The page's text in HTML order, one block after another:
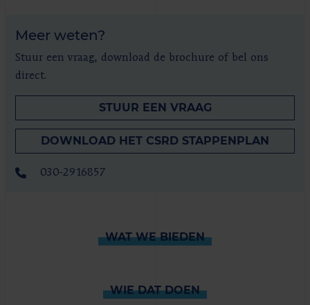
Meer weten?
Stuur een vraag, download de brochure of bel ons
direct.
STUUR EEN VRAAG
DOWNLOAD HET CSRD STAPPENPLAN
030-2916857
WAT WE BIEDEN
WIE DAT DOEN